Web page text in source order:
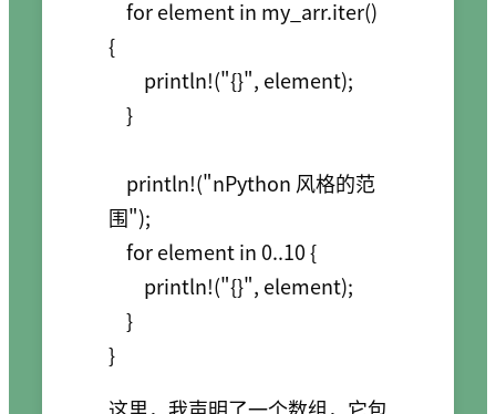
{
围");